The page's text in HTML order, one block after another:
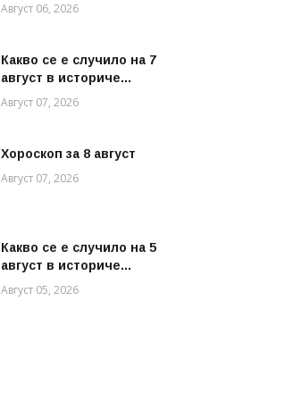
Август 06, 2026
Какво се е случило на 7
август в историче...
Август 07, 2026
Хороскоп за 8 август
Август 07, 2026
Какво се е случило на 5
август в историче...
Август 05, 2026